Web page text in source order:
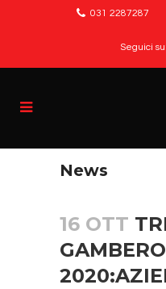
031 2287287
Seguici su:
News
16 OTT